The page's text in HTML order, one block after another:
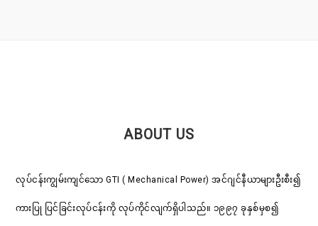
ABOUT US
လုပ်ငန်းကျွမ်းကျင်သော GTI ( Mechanical Power) အင်ဂျင်နီယာများဦးစီး၍
ကားပြု ပြင်ခြင်းလုပ်ငန်းကို လုပ်ကိုင်လျက်ရှိပါသည်။ ၁၉၉၇ ခုနှစ်မှစ၍